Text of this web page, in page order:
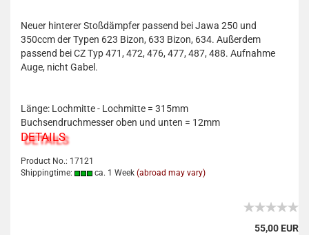
Neuer hinterer Stoßdämpfer passend bei Jawa 250 und
350ccm der Typen 623 Bizon, 633 Bizon, 634. Außerdem
passend bei CZ Typ 471, 472, 476, 477, 487, 488. Aufnahme
Auge, nicht Gabel.
Länge: Lochmitte - Lochmitte = 315mm
Buchsendruchmesser oben und unten = 12mm
DETAILS
Product No.: 17121
Shippingtime:
ca. 1 Week (abroad may vary)
55,00 EUR